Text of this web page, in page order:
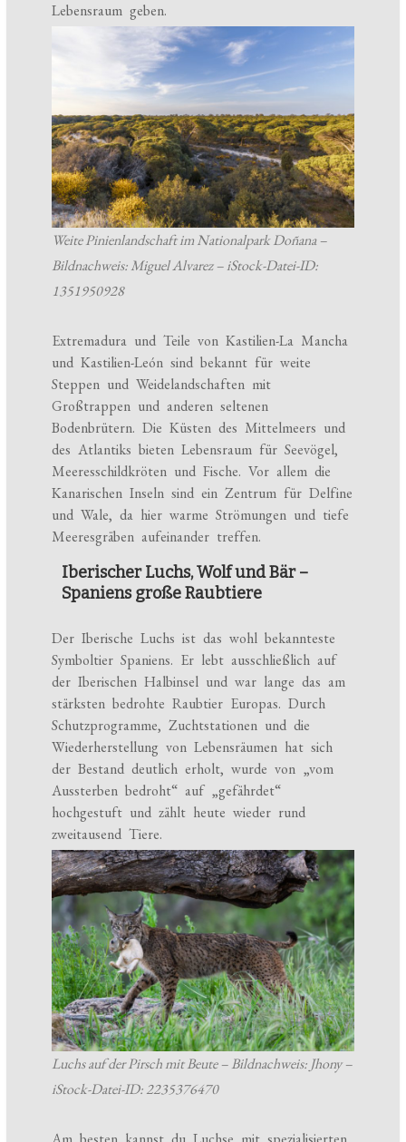
Lebensraum geben.
Weite Pinienlandschaft im Nationalpark Doñana –
Bildnachweis: Miguel Alvarez – iStock-Datei-ID:
1351950928
Extremadura und Teile von Kastilien-La Mancha
und Kastilien-León sind bekannt für weite
Steppen und Weidelandschaften mit
Großtrappen und anderen seltenen
Bodenbrütern. Die Küsten des Mittelmeers und
des Atlantiks bieten Lebensraum für Seevögel,
Meeresschildkröten und Fische. Vor allem die
Kanarischen Inseln sind ein Zentrum für Delfine
und Wale, da hier warme Strömungen und tiefe
Meeresgräben aufeinander treffen.
Iberischer Luchs, Wolf und Bär –
Spaniens große Raubtiere
Der Iberische Luchs ist das wohl bekannteste
Symboltier Spaniens. Er lebt ausschließlich auf
der Iberischen Halbinsel und war lange das am
stärksten bedrohte Raubtier Europas. Durch
Schutzprogramme, Zuchtstationen und die
Wiederherstellung von Lebensräumen hat sich
der Bestand deutlich erholt, wurde von „vom
Aussterben bedroht“ auf „gefährdet“
hochgestuft und zählt heute wieder rund
zweitausend Tiere.
Luchs auf der Pirsch mit Beute – Bildnachweis: Jhony –
iStock-Datei-ID: 2235376470